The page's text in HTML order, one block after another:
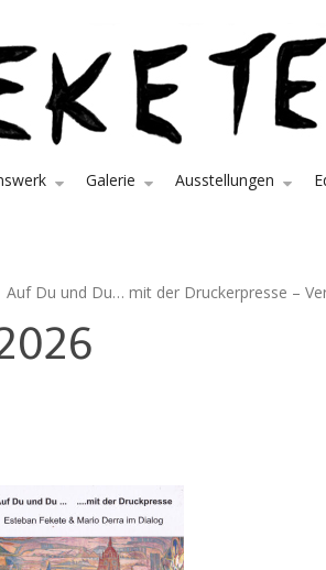
Galerie Ausstellungen
Auf Du und Du… mit der Druckerpresse –